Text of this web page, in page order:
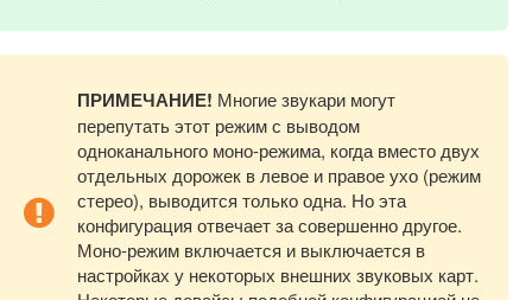
ПРИМЕЧАНИЕ! Многие звукари могут
перепутать этот режим с выводом
одноканального моно-режима, когда вместо двух
отдельных дорожек в левое и правое ухо (режим
стерео), выводится только одна. Но эта
конфигурация отвечает за совершенно другое.
Моно-режим включается и выключается в
настройках у некоторых внешних звуковых карт.